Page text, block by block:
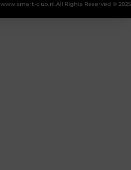
All Rights Reserved © 2025
www.smart-club.nl.